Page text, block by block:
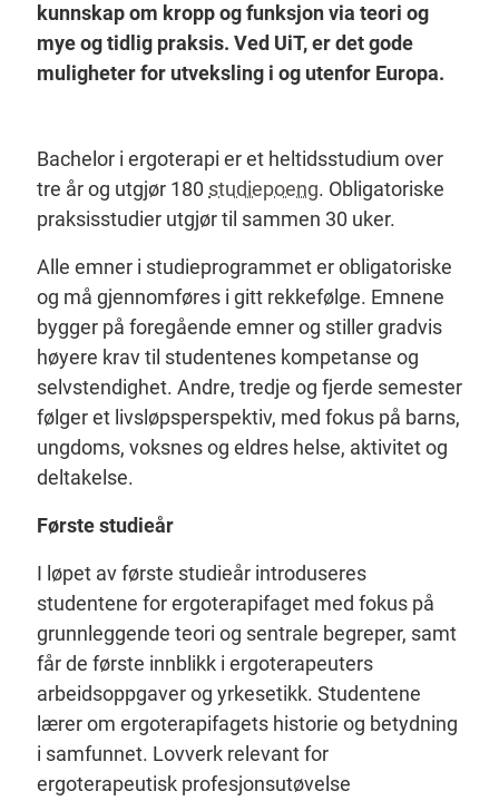
kunnskap om kropp og funksjon via teori og
mye og tidlig praksis. Ved UiT, er det gode
muligheter for utveksling i og utenfor Europa.
Bachelor i ergoterapi er et heltidsstudium over
tre år og utgjør 180 studiepoeng. Obligatoriske
praksisstudier utgjør til sammen 30 uker.
Alle emner i studieprogrammet er obligatoriske
og må gjennomføres i gitt rekkefølge. Emnene
bygger på foregående emner og stiller gradvis
høyere krav til studentenes kompetanse og
selvstendighet. Andre, tredje og fjerde semester
følger et livsløpsperspektiv, med fokus på barns,
ungdoms, voksnes og eldres helse, aktivitet og
deltakelse.
Første studieår
I løpet av første studieår introduseres
studentene for ergoterapifaget med fokus på
grunnleggende teori og sentrale begreper, samt
får de første innblikk i ergoterapeuters
arbeidsoppgaver og yrkesetikk. Studentene
lærer om ergoterapifagets historie og betydning
i samfunnet. Lovverk relevant for
ergoterapeutisk profesjonsutøvelse